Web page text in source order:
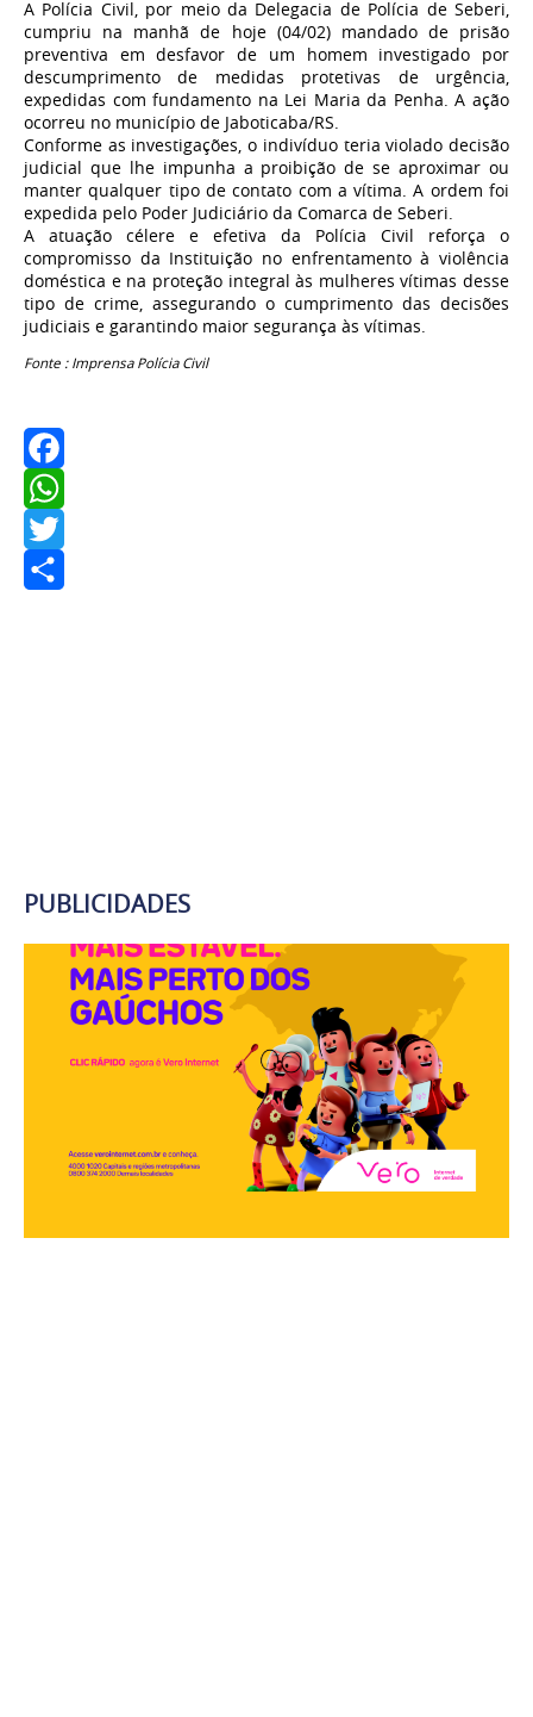
A Polícia Civil, por meio da Delegacia de Polícia de Seberi,
cumpriu na manhã de hoje (04/02) mandado de prisão
preventiva em desfavor de um homem investigado por
descumprimento de medidas protetivas de urgência,
expedidas com fundamento na Lei Maria da Penha. A ação
ocorreu no município de Jaboticaba/RS.
Conforme as investigações, o indivíduo teria violado decisão
judicial que lhe impunha a proibição de se aproximar ou
manter qualquer tipo de contato com a vítima. A ordem foi
expedida pelo Poder Judiciário da Comarca de Seberi.
A atuação célere e efetiva da Polícia Civil reforça o
compromisso da Instituição no enfrentamento à violência
doméstica e na proteção integral às mulheres vítimas desse
tipo de crime, assegurando o cumprimento das decisões
judiciais e garantindo maior segurança às vítimas.
Fonte : Imprensa Polícia Civil
Facebook
WhatsApp
Twitter
PUBLICIDADES